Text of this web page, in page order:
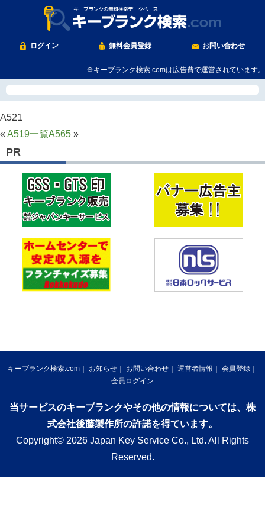
ログイン 無料会員登録 お問い合わせ
※キーブランク検索.comは広告費で運営されています。
A521
« A519一覧A565 »
PR
キーブランク検索.com お知らせ お問い合わせ 運営者情報
会員登録
会員ログイン
当サービスのキーブランクやその他の情報については、株
式会社後藤製作所の許諾を得ています。
Copyright© 2026 Japan Key Service Co., Ltd. All Rights
Reserved.